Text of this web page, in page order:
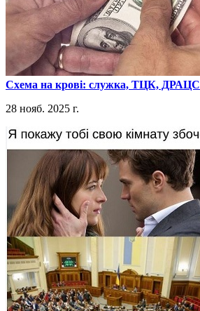
​Схема на крові: служка, ТЦК, ДРАЦС
28 нояб. 2025 г.